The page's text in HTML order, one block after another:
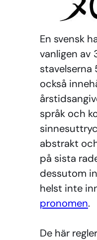
En svensk
vanligen av
stavelserna
också
språk och
abstrakt
på sista
dessutom
helst inte
pronomen.
De här